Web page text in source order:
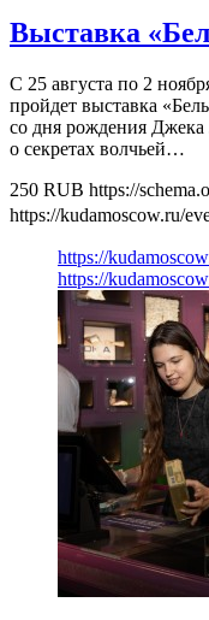
Выставка
С 25 августа по 2
пройдет выставка
со дня рождения
о секретах волчьей…
250 RUB https://
https://kudamoscow.ru/
https://
https://